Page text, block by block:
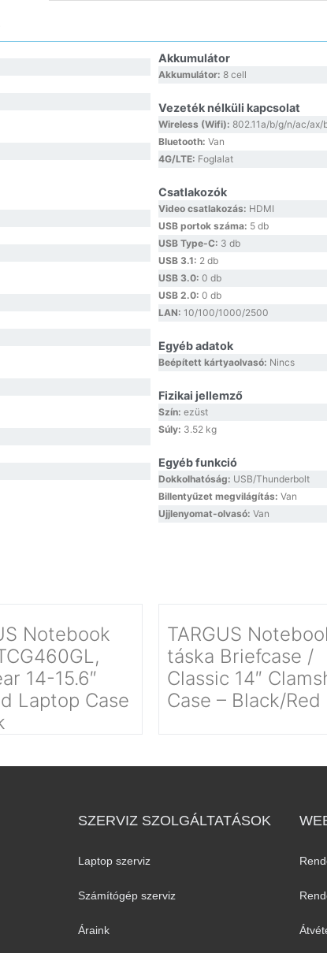
Akkumulátor
Akkumulátor: 8 cell
Vezeték nélküli kapcsolat
Wireless (Wifi): 802.11a/b/g/n/ac/ax/
Bluetooth: Van
4G/LTE: Foglalat
Csatlakozók
Video csatlakozás: HDMI
USB portok száma: 5 db
USB Type-C: 3 db
USB 3.1: 2 db
USB 3.0: 0 db
USB 2.0: 0 db
LAN: 10/100/1000/2500
Egyéb adatok
Beépített kártyaolvasó: Nincs
Fizikai jellemző
Szín: ezüst
Súly: 3.52 kg
Egyéb funkció
Dokkolhatóság: USB/Thunderbolt
Billentyűzet megvilágítás: Van
Ujjlenyomat-olvasó: Van
Notebook
14-15.6″
Laptop Case
TARGUS
táska Briefcase /
Classic 14″
Case – Black/Red
SZERVIZ SZOLGÁLTATÁSOK
Laptop szerviz
Számítógép szerviz
Áraink